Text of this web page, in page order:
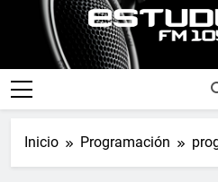
FM
Inicio Programación